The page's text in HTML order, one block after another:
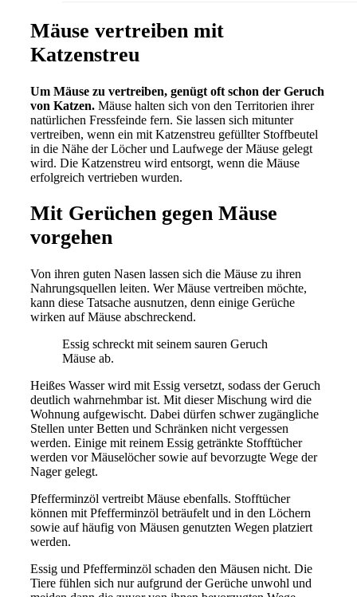
Mäuse vertreiben mit
Katzenstreu
Um Mäuse zu vertreiben, genügt oft schon der Geruch
von Katzen. Mäuse halten sich von den Territorien ihrer
natürlichen Fressfeinde fern. Sie lassen sich mitunter
vertreiben, wenn ein mit Katzenstreu gefüllter Stoffbeutel
in die Nähe der Löcher und Laufwege der Mäuse gelegt
wird. Die Katzenstreu wird entsorgt, wenn die Mäuse
erfolgreich vertrieben wurden.
Mit Gerüchen gegen Mäuse
vorgehen
Von ihren guten Nasen lassen sich die Mäuse zu ihren
Nahrungsquellen leiten. Wer Mäuse vertreiben möchte,
kann diese Tatsache ausnutzen, denn einige Gerüche
wirken auf Mäuse abschreckend.
Essig schreckt mit seinem sauren Geruch
Mäuse ab.
Heißes Wasser wird mit Essig versetzt, sodass der Geruch
deutlich wahrnehmbar ist. Mit dieser Mischung wird die
Wohnung aufgewischt. Dabei dürfen schwer zugängliche
Stellen unter Betten und Schränken nicht vergessen
werden. Einige mit reinem Essig getränkte Stofftücher
werden vor Mäuselöcher sowie auf bevorzugte Wege der
Nager gelegt.
Pfefferminzöl vertreibt Mäuse ebenfalls. Stofftücher
können mit Pfefferminzöl beträufelt und in den Löchern
sowie auf häufig von Mäusen genutzten Wegen platziert
werden.
Essig und Pfefferminzöl schaden den Mäusen nicht. Die
Tiere fühlen sich nur aufgrund der Gerüche unwohl und